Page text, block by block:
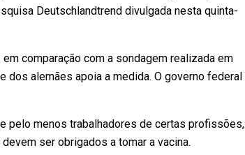
Deutschlandtrend divulgada nesta quinta-
comparação com a sondagem realizada em
dos alemães apoia a medida. O governo federal
pelo menos trabalhadores de certas profissões,
ser obrigados a tomar a vacina.